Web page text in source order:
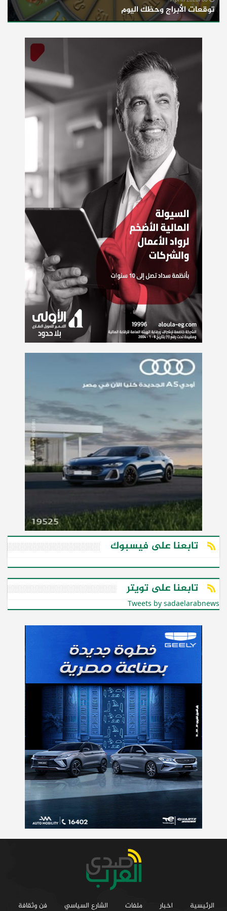
توقعات الأبراج وحظك اليوم
تابعنا على فيسبوك
تابعنا على تويتر
Tweets by sadaelarabnews
الرئيسية اخبار ملفات الشارع السياسي فن وثقافة